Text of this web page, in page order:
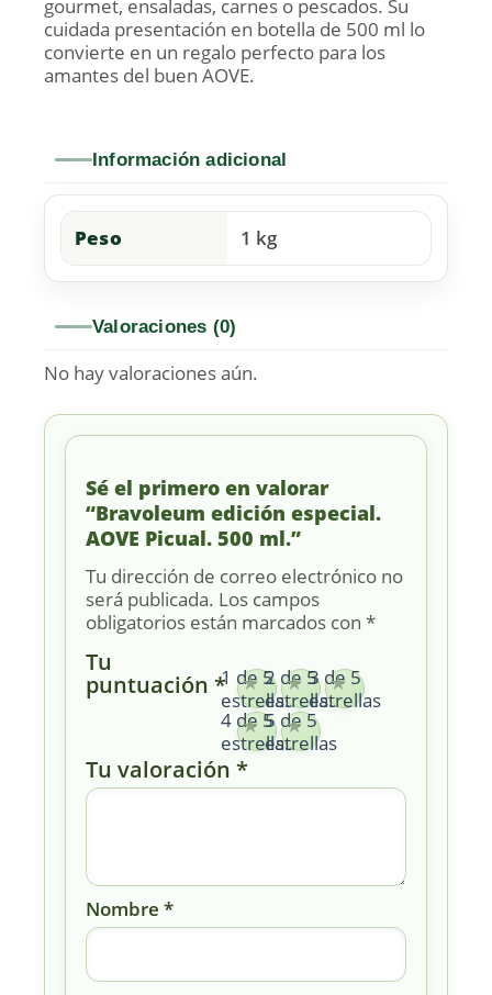
gourmet, ensaladas, carnes o pescados. Su
cuidada presentación en botella de 500 ml lo
convierte en un regalo perfecto para los
amantes del buen AOVE.
Información adicional
Peso 1 kg
Valoraciones (0)
No hay valoraciones aún.
Sé el primero en valorar
“Bravoleum edición especial.
AOVE Picual. 500 ml.”
Tu dirección de correo electrónico no
será publicada. Los campos
obligatorios están marcados con *
Tu
puntuación *1 de 5
estrellas
2 de 5
estrellas
3 de 5
estrellas
4 de 5
estrellas
5 de 5
estrellas
Tu valoración *
Nombre *